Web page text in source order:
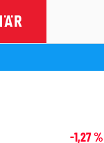
-1,27%